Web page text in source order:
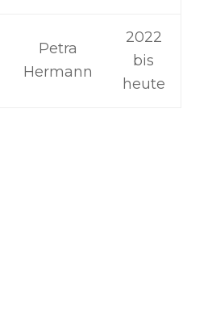
Petra
Hermann
2022
bis
heute